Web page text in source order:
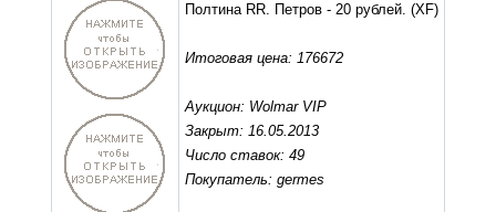
Полтина RR. Петров - 20 рублей. (XF)
Итоговая цена: 176672
Аукцион: Wolmar VIP
Закрыт: 16.05.2013
Число ставок: 49
Покупатель: germes